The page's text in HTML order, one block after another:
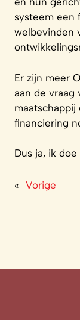
systeem een
welbevinden
Er zijn meer
aan de vraag
financiering
Dus ja, ik
« Vorige